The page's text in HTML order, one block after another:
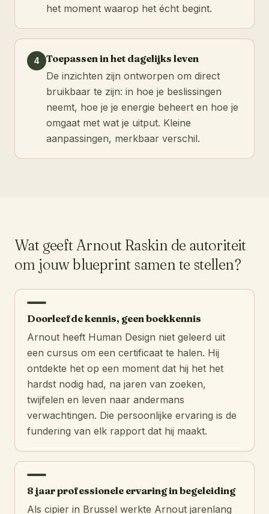
het moment waarop het écht begint.
4
Toepassen in het dagelijks leven
De inzichten zijn ontworpen om direct
bruikbaar te zijn: in hoe je beslissingen
neemt, hoe je je energie beheert en hoe je
omgaat met wat je uitput. Kleine
aanpassingen, merkbaar verschil.
Wat geeft Arnout Raskin de autoriteit
om jouw blueprint samen te stellen?
Doorleefde kennis, geen boekkennis
Arnout heeft Human Design niet geleerd uit
een cursus om een certificaat te halen. Hij
ontdekte het op een moment dat hij het het
hardst nodig had, na jaren van zoeken,
twijfelen en leven naar andermans
verwachtingen. Die persoonlijke ervaring is de
fundering van elk rapport dat hij maakt.
8 jaar professionele ervaring in begeleiding
Als cipier in Brussel werkte Arnout jarenlang